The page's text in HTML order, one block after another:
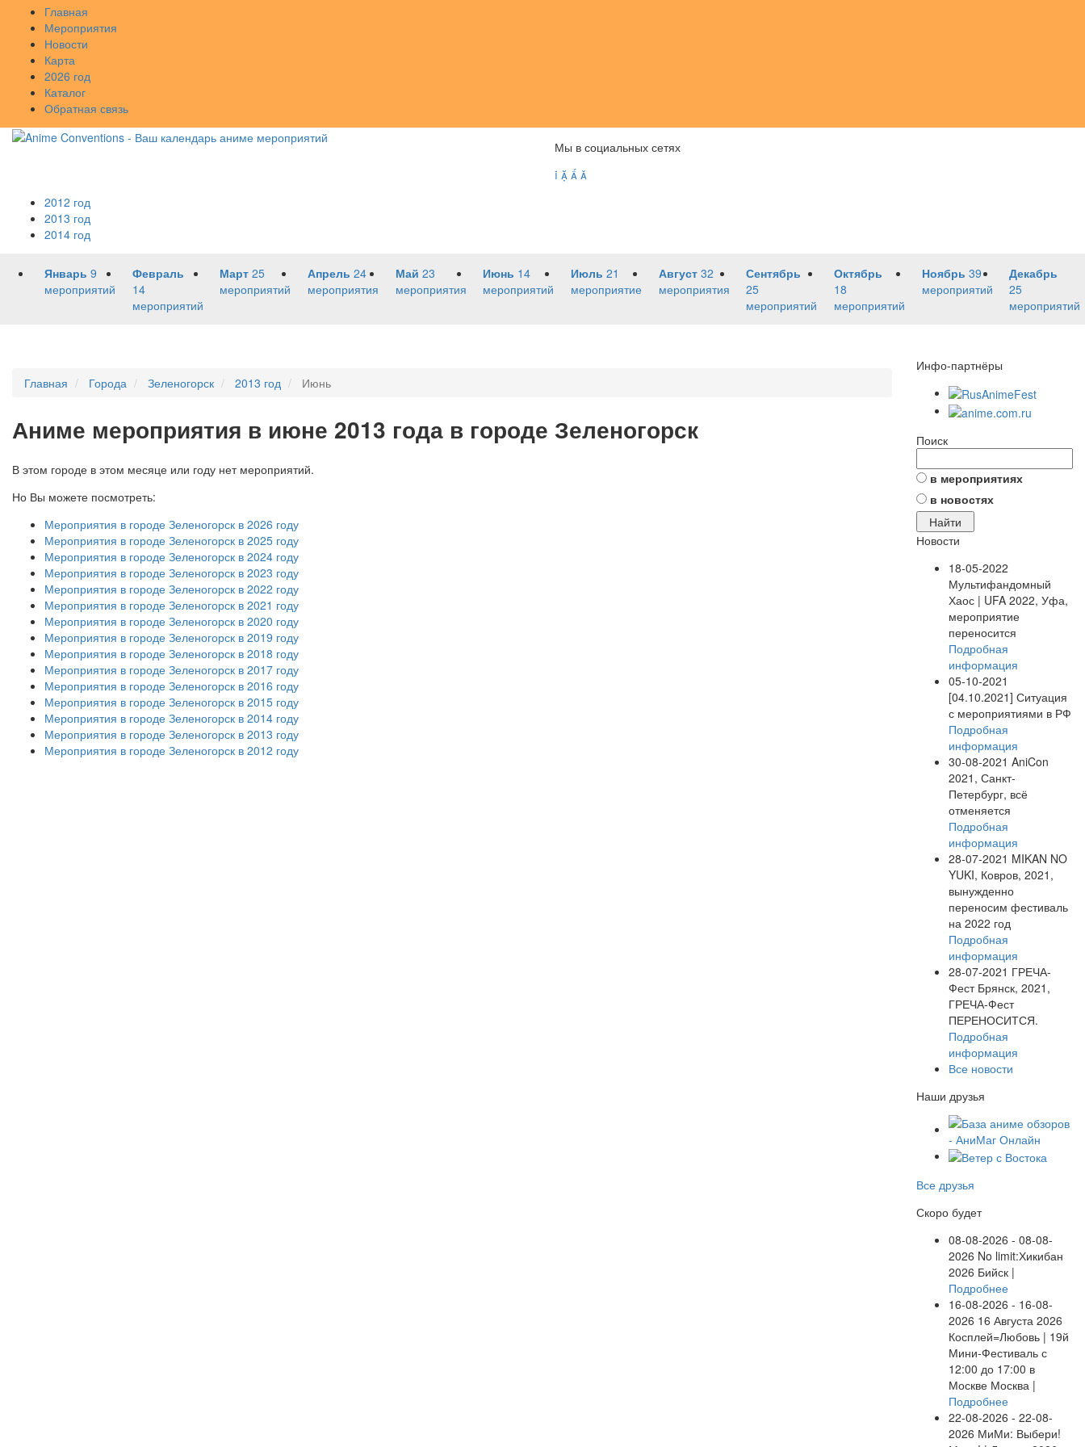
Главная
Мероприятия
Новости
Карта
2026 год
Каталог
Обратная связь
Мы в социальных сетях
   
2012 год
2013 год
2014 год
Январь 9
мероприятий
Февраль
14
мероприятий
Март 25
мероприятий
Апрель 24
мероприятия
Май 23
мероприятия
Июнь 14
мероприятий
Июль 21
мероприятие
Август 32
мероприятия
Сентябрь
25
мероприятий
Октябрь
18
мероприятий
Ноябрь 39
мероприятий
Декабрь
25
мероприятий
Главная Города Зеленогорск 2013 год Июнь
Аниме мероприятия в июне 2013 года в городе Зеленогорск
В этом городе в этом месяце или году нет мероприятий.
Но Вы можете посмотреть:
Мероприятия в городе Зеленогорск в 2026 году
Мероприятия в городе Зеленогорск в 2025 году
Мероприятия в городе Зеленогорск в 2024 году
Мероприятия в городе Зеленогорск в 2023 году
Мероприятия в городе Зеленогорск в 2022 году
Мероприятия в городе Зеленогорск в 2021 году
Мероприятия в городе Зеленогорск в 2020 году
Мероприятия в городе Зеленогорск в 2019 году
Мероприятия в городе Зеленогорск в 2018 году
Мероприятия в городе Зеленогорск в 2017 году
Мероприятия в городе Зеленогорск в 2016 году
Мероприятия в городе Зеленогорск в 2015 году
Мероприятия в городе Зеленогорск в 2014 году
Мероприятия в городе Зеленогорск в 2013 году
Мероприятия в городе Зеленогорск в 2012 году
Инфо-партнёры
Поиск
в мероприятиях
в новостях
Новости
18-05-2022
Мультифандомный
Хаос | UFA 2022, Уфа,
мероприятие
переносится
Подробная
информация
05-10-2021
[04.10.2021] Ситуация
с мероприятиями в РФ
Подробная
информация
30-08-2021 AniCon
2021, Санкт-
Петербург, всё
отменяется
Подробная
информация
28-07-2021 MIKAN NO
YUKI, Ковров, 2021,
вынужденно
переносим фестиваль
на 2022 год
Подробная
информация
28-07-2021 ГРЕЧА-
Фест Брянск, 2021,
ГРЕЧА-Фест
ПЕРЕНОСИТСЯ.
Подробная
информация
Все новости
Наши друзья
Все друзья
Скоро будет
08-08-2026 - 08-08-
2026 No limit:Хикибан
2026 Бийск |
Подробнее
16-08-2026 - 16-08-
2026 16 Августа 2026
Косплей=Любовь | 19й
Мини-Фестиваль с
12:00 до 17:00 в
Москве Москва |
Подробнее
22-08-2026 - 22-08-
2026 МиМи: Выбери!